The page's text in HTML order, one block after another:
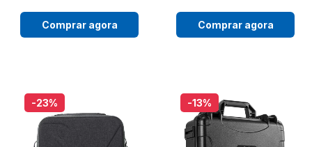
Comprar agora Comprar agora
-23% -13%